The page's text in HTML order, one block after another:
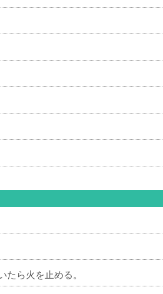
ら火を止める。